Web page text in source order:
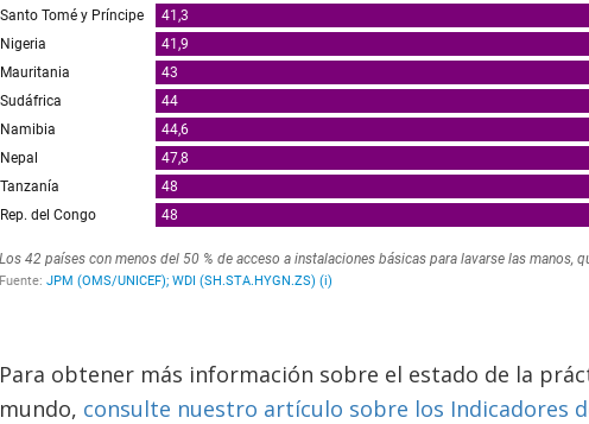
Para obtener más información sobre el estado de la
mundo, consulte nuestro artículo sobre los Indicadores